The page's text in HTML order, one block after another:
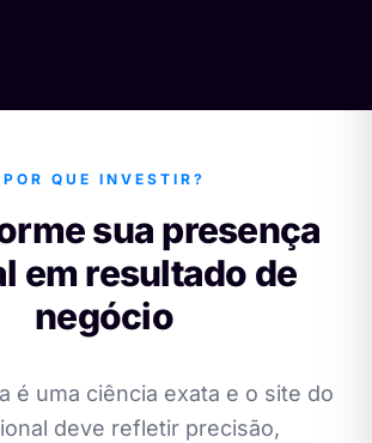
POR QUE INVESTIR?
sua presença
em resultado de
negócio
é uma ciência exata e o site do
deve refletir precisão,